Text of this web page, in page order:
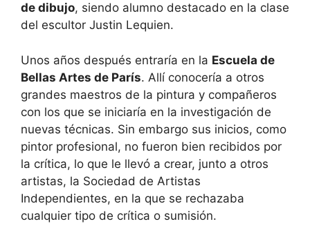
de dibujo, siendo alumno destacado en la clase
del escultor Justin Lequien.
Unos años después entraría en la Escuela de
Bellas Artes de París. Allí conocería a otros
grandes maestros de la pintura y compañeros
con los que se iniciaría en la investigación de
nuevas técnicas. Sin embargo sus inicios, como
pintor profesional, no fueron bien recibidos por
la crítica, lo que le llevó a crear, junto a otros
artistas, la Sociedad de Artistas
Independientes, en la que se rechazaba
cualquier tipo de crítica o sumisión.